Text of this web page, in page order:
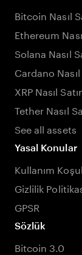
Bitcoin Nasıl
Ethereum
Solana Nasıl
Cardano Nasıl
XRP Nasıl
Tether Nasıl
See all assets
Yasal Konular
Kullanım
Gizlilik
GPSR
Sözlük
Bitcoin 3.0